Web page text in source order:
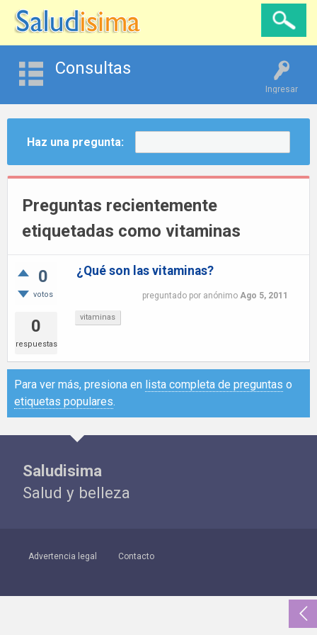
Ingresar
Consultas
Haz una pregunta:
Preguntas recientemente
etiquetadas como vitaminas
0
votos
0
respuestas
¿Qué son las vitaminas?
preguntado por anónimo Ago 5, 2011
vitaminas
Para ver más, presiona en lista completa de preguntas o
etiquetas populares.
Saludisima
Salud y belleza
Advertencia legal Contacto